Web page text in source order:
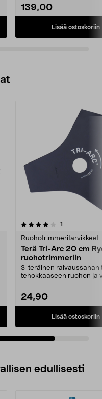
139,00
Lisää ostoskoriin
1
Ruohotrimmeritarvikkeet
Terä Tri-Arc 20 cm
ruohotrimmeriin
3-teräinen raivaussahan
tehokkaaseen ruohon ja
24,90
Lisää ostoskoriin
edullisesti